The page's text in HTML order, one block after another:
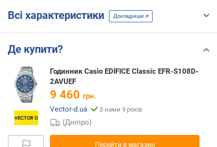
Всі характеристики Докладніше
Де купити?
Годинник Casio EDIFICE Classic EFR-S108D-
2AVUEF
9 460 грн.
Vector-d.ua
З нами 9 років
(Дніпро)
Перейти в магазин